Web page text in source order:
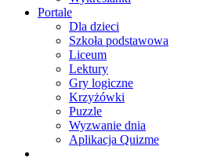
Portale
Dla dzieci
Szkoła podstawowa
Liceum
Lektury
Gry logiczne
Krzyżówki
Puzzle
Wyzwanie dnia
Aplikacja Quizme